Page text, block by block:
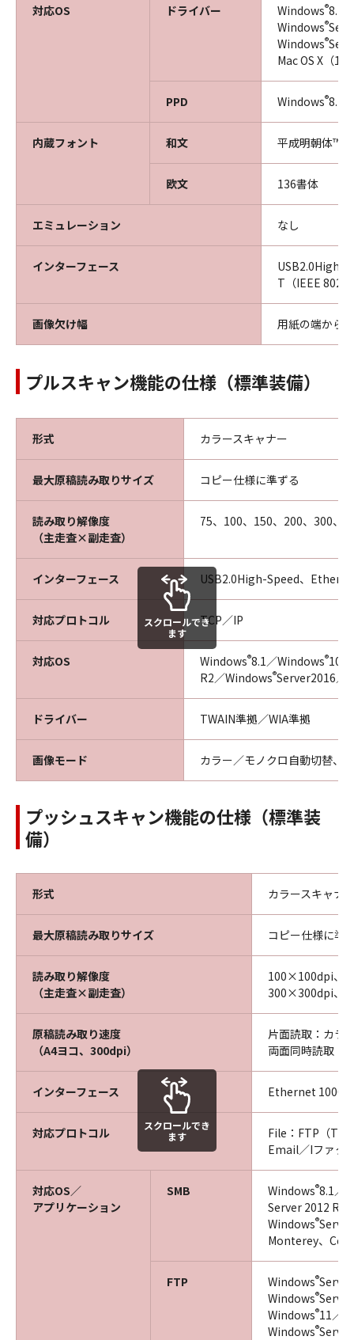
対応OS ドライバー Windows®8.1
Windows®
Windows®
Mac OS X（
PPD Windows®8.1
内蔵フォント 和文 平成明朝体
欧文 136書体
エミュレーション なし
インターフェース
USB2.0High-
T（IEEE
画像欠け幅 用紙の端から
プルスキャン機能の仕様（標準装備）
形式 カラースキャナー
最大原稿読み取りサイズ コピー仕様に準ずる
読み取り解像度
（主走査×副走査）
75、100、150、200、300、
インターフェース USB2.0High-Speed、
対応プロトコル TCP／IP
対応OS Windows®8.1／Windows®10
R2／Windows®Server2016／
ドライバー TWAIN準拠／WIA準拠
画像モード カラー／モノクロ自動切替、
スクロールでき
ます
プッシュスキャン機能の仕様（標準装
備）
形式 カラースキャナ
最大原稿読み取りサイズ コピー仕様に準
読み取り解像度
（主走査×副走査）
100×100dpi、
300×300dpi、
原稿読み取り速度
（A4ヨコ、300dpi）
片面読取：カラ
両面同時読取：
インターフェース Ethernet
対応プロトコル
File：FTP（
Email／Iファク
対応OS／
アプリケーション
SMB Windows®8.1／
Server 2012 R2
Windows®
Monterey、
FTP Windows®
Windows®
Windows®11／
Windows®
スクロールでき
ます